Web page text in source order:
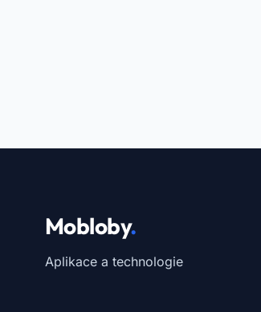
Mobloby.
Aplikace a technologie